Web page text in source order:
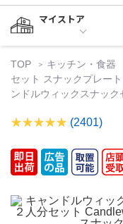
マイストア
TOP キッチン・食器
セット スナックプレー
ンドルウィックスナッ
(2401)